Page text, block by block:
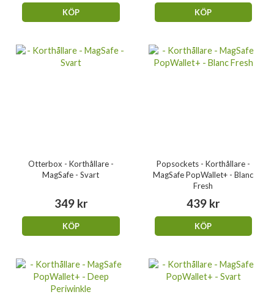
KÖP KÖP
Otterbox - Korthållare -
MagSafe - Svart
349 kr
KÖP
Popsockets - Korthållare -
MagSafe PopWallet+ - Blanc
Fresh
439 kr
KÖP